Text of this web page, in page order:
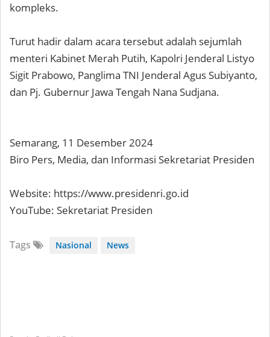
kompleks.
Turut hadir dalam acara tersebut adalah sejumlah
menteri Kabinet Merah Putih, Kapolri Jenderal Listyo
Sigit Prabowo, Panglima TNI Jenderal Agus Subiyanto,
dan Pj. Gubernur Jawa Tengah Nana Sudjana.
Semarang, 11 Desember 2024
Biro Pers, Media, dan Informasi Sekretariat Presiden
Website: https://www.presidenri.go.id
YouTube: Sekretariat Presiden
Tags Nasional News